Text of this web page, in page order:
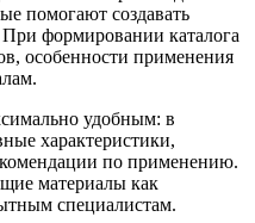
помогают создавать
формировании каталога
особенности применения
удобным: в
характеристики,
по применению.
материалы как
специалистам.